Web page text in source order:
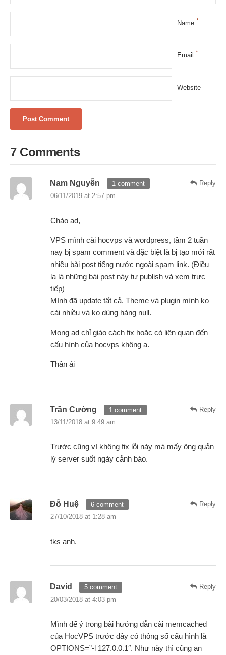
Name *
Email *
Website
7 Comments
Reply
Nam Nguyễn
1 comment
06/11/2019 at 2:57 pm
Chào ad,
VPS mình cài hocvps và wordpress, tầm 2 tuần
nay bị spam comment và đặc biệt là bị tạo mới rất
nhiều bài post tiếng nước ngoài spam link. (Điều
lạ là những bài post này tự publish và xem trực
tiếp)
Mình đã update tất cả. Theme và plugin mình ko
cài nhiều và ko dùng hàng null.
Mong ad chỉ giáo cách fix hoặc có liên quan đến
cấu hình của hocvps không ạ.
Thân ái
Reply
Trần Cường
1 comment
13/11/2018 at 9:49 am
Trước cũng vì không fix lỗi này mà mấy ông quản
lý server suốt ngày cảnh báo.
Reply
Đỗ Huệ
6 comment
27/10/2018 at 1:28 am
tks anh.
Reply
David
5 comment
20/03/2018 at 4:03 pm
Mình để ý trong bài hướng dẫn cài memcached
của HocVPS trước đây có thông số cấu hình là
OPTIONS=”-l 127.0.0.1″. Như này thì cũng an